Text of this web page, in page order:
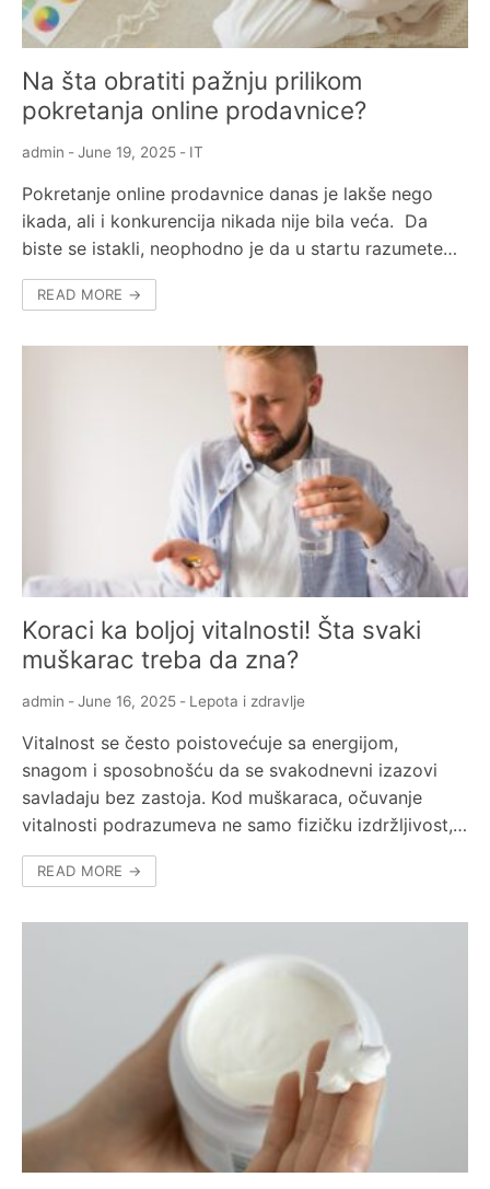
Na šta obratiti pažnju prilikom
pokretanja online prodavnice?
admin -June 19, 2025 - IT
Pokretanje online prodavnice danas je lakše nego
ikada, ali i konkurencija nikada nije bila veća. Da
biste se istakli, neophodno je da u startu razumete…
READ MORE →
Koraci ka boljoj vitalnosti! Šta svaki
muškarac treba da zna?
admin -June 16, 2025 - Lepota i zdravlje
Vitalnost se često poistovećuje sa energijom,
snagom i sposobnošću da se svakodnevni izazovi
savladaju bez zastoja. Kod muškaraca, očuvanje
vitalnosti podrazumeva ne samo fizičku izdržljivost,…
READ MORE →